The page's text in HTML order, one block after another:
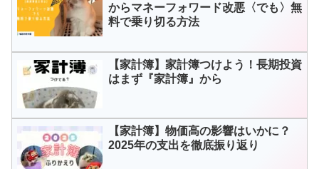
からマネーフォワード改悪〈でも〉無
料で乗り切る方法
【家計簿】家計簿つけよう！長期投資
はまず『家計簿』から
【家計簿】物価高の影響はいかに？
2025年の支出を徹底振り返り